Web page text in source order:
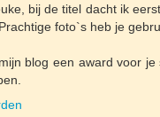
bij de titel dacht ik
foto`s heb je
blog een award voor je